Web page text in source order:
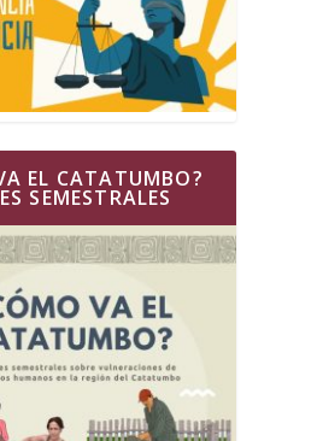
EL CATATUMBO?
SEMESTRALES